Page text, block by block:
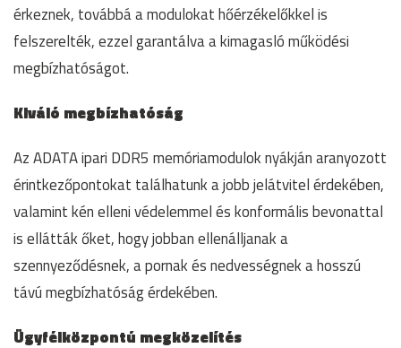
érkeznek, továbbá a modulokat hőérzékelőkkel is
felszerelték, ezzel garantálva a kimagasló működési
megbízhatóságot.
Kiváló megbízhatóság
Az ADATA ipari DDR5 memóriamodulok nyákján aranyozott
érintkezőpontokat találhatunk a jobb jelátvitel érdekében,
valamint kén elleni védelemmel és konformális bevonattal
is ellátták őket, hogy jobban ellenálljanak a
szennyeződésnek, a pornak és nedvességnek a hosszú
távú megbízhatóság érdekében.
Ügyfélközpontú megközelítés